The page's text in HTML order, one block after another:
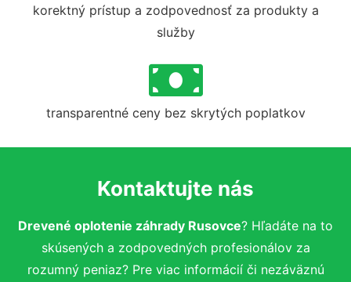
korektný prístup a zodpovednosť za produkty a
služby
transparentné ceny bez skrytých poplatkov
Kontaktujte nás
Drevené oplotenie záhrady Rusovce? Hľadáte na to
skúsených a zodpovedných profesionálov za
rozumný peniaz? Pre viac informácií či nezáväznú